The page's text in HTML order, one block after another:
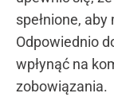
spełnione,
Odpowiednio
wpłynąć na
zobowiązania.